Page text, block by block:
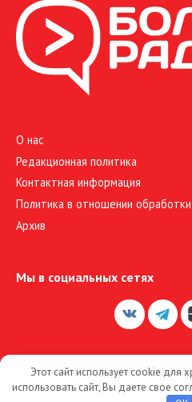
О нас
Редакционная политика
Контактная информация
Политика в отношении
Архив
Мы в социальных сетях
© 2026 Большое Радио
Этот сайт использует cookie
использовать сайт, Вы даете свое